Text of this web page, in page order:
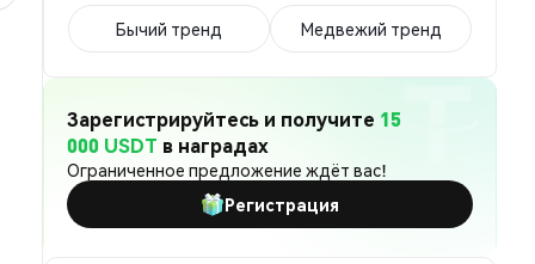
Бычий тренд Медвежий тренд
Зарегистрируйтесь и получите 15
000 USDT в наградах
Ограниченное предложение ждёт вас!
Регистрация